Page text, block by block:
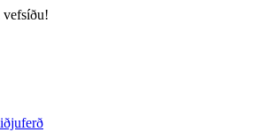
vefsíðu!